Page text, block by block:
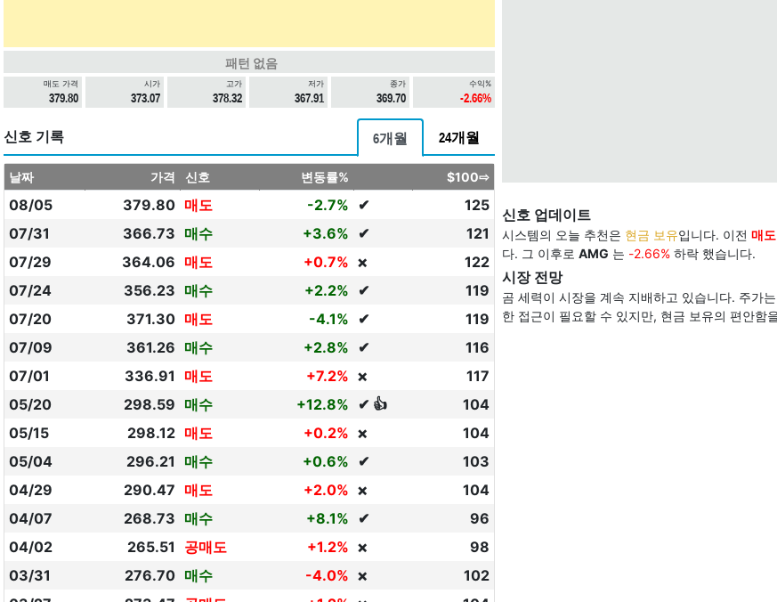
패턴 없음
매도 가격
379.80
시가
373.07
고가
378.32
저가
367.91
종가
369.70
수익%
-2.66%
신호 기록 6개월 24개월
날짜 가격 신호 변동률% $100⇨
08/05 379.80 매도 -2.7% ✔
125
07/31
366.73 매수 +3.6% ✔
121
07/29
364.06 매도 +0.7% ❌
122
07/24
356.23 매수 +2.2% ✔
119
07/20
371.30 매도 -4.1% ✔
119
07/09
361.26 매수 +2.8% ✔
116
07/01
336.91 매도 +7.2% ❌
117
05/20
298.59 매수 +12.8% ✔ 👍
104
05/15
298.12 매도 +0.2% ❌
104
05/04
296.21 매수 +0.6% ✔
103
04/29
290.47 매도 +2.0% ❌
104
04/07
268.73 매수 +8.1% ✔
96
04/02
265.51 공매도 +1.2% ❌
98
03/31
276.70 매수 -4.0% ❌
102
신호 업데이트
시스템의 오늘 추천은 현금 보유입니다. 이전 매도
다. 그 이후로 AMG 는 -2.66% 하락 했습니다.
시장 전망
곰 세력이 시장을 계속 지배하고 있습니다. 주가
한 접근이 필요할 수 있지만, 현금 보유의 편안함